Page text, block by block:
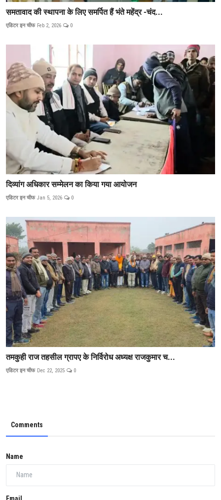
समतावाद की स्थापना के लिए समर्पित हैं भंते महेंद्र -चंद...
एडिटर इन चीफ Feb 2, 2026 0
दिव्यांग अधिकार सम्मेलन का किया गया आयोजन
एडिटर इन चीफ Jan 5, 2026 0
तमकुही राज तहसील ग्रापए के निर्विरोध अध्यक्ष राजकुमार च...
एडिटर इन चीफ Dec 22, 2025 0
Comments
Name